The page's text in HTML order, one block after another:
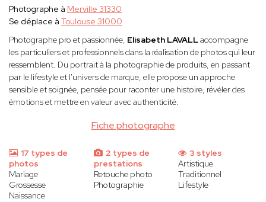
Fiche photographe
Photographe à Merville 31330
Se déplace à Toulouse 31000
Photographe pro et passionnée, Elisabeth LAVALLaccompagne
les particuliers et professionnels dans la réalisation de photos qui leur
ressemblent. Du portrait à la photographie de produits, en passant
par le lifestyle et l'univers de marque, elle propose un approche
sensible et soignée, pensée pour raconter une histoire, révéler des
émotions et mettre en valeur avec authenticité.
17 types de
photos
Mariage
Grossesse
Naissance
2 types de
prestations
Retouche photo
Photographie
3 styles
Artistique
Traditionnel
Lifestyle